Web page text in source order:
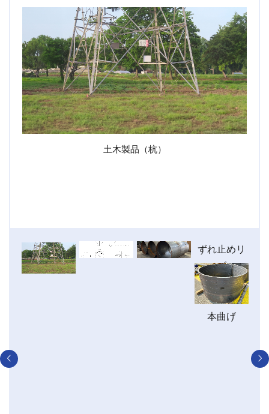
土木製品（杭）
土木製品
（杭）
承認図 加工母材
ずれ止めリ
ブ
SM490A
30ｘ60 1
本曲げ
※